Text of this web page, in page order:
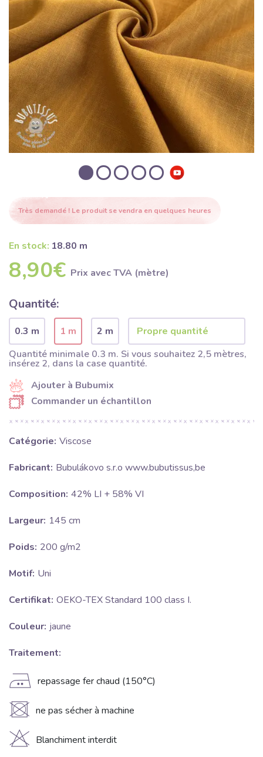
Très demandé ! Le produit se vendra en quelques heures
En stock: 18.80 m
8,90€ Prix ​​avec TVA (mètre)
Quantité:
0.3 m 1 m
2 m
Quantité minimale 0.3 m. Si vous souhaitez 2,5 mètres,
insérez 2, dans la case quantité.
Ajouter à Bubumix
Commander un échantillon
Catégorie: Viscose
Fabricant: Bubulákovo s.r.o www.bubutissus,be
Composition: 42% LI + 58% VI
Largeur: 145 cm
Poids: 200 g/m2
Motif: Uni
Certifikat: OEKO-TEX Standard 100 class I.
Couleur: jaune
Traitement:
E repassage fer chaud (150°C)
U ne pas sécher à machine
H Blanchiment interdit